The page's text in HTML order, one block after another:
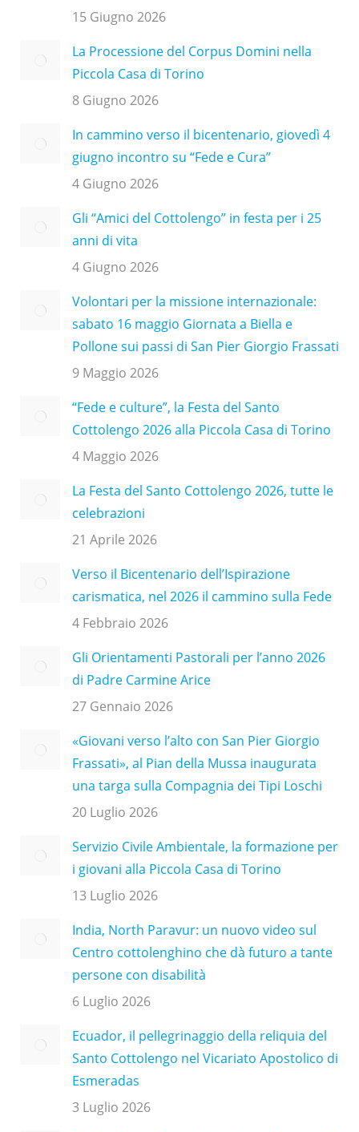
15 Giugno 2026
La Processione del Corpus Domini nella
Piccola Casa di Torino
8 Giugno 2026
In cammino verso il bicentenario, giovedì 4
giugno incontro su “Fede e Cura”
4 Giugno 2026
Gli “Amici del Cottolengo” in festa per i 25
anni di vita
4 Giugno 2026
Volontari per la missione internazionale:
sabato 16 maggio Giornata a Biella e
Pollone sui passi di San Pier Giorgio Frassati
9 Maggio 2026
“Fede e culture”, la Festa del Santo
Cottolengo 2026 alla Piccola Casa di Torino
4 Maggio 2026
La Festa del Santo Cottolengo 2026, tutte le
celebrazioni
21 Aprile 2026
Verso il Bicentenario dell’Ispirazione
carismatica, nel 2026 il cammino sulla Fede
4 Febbraio 2026
Gli Orientamenti Pastorali per l’anno 2026
di Padre Carmine Arice
27 Gennaio 2026
«Giovani verso l’alto con San Pier Giorgio
Frassati», al Pian della Mussa inaugurata
una targa sulla Compagnia dei Tipi Loschi
20 Luglio 2026
Servizio Civile Ambientale, la formazione per
i giovani alla Piccola Casa di Torino
13 Luglio 2026
India, North Paravur: un nuovo video sul
Centro cottolenghino che dà futuro a tante
persone con disabilità
6 Luglio 2026
Ecuador, il pellegrinaggio della reliquia del
Santo Cottolengo nel Vicariato Apostolico di
Esmeradas
3 Luglio 2026